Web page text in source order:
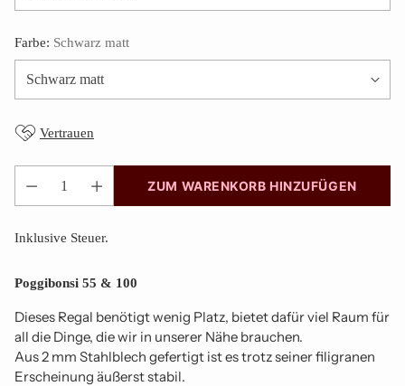
Farbe: Schwarz matt
Vertrauen
Anzahl
ZUM WARENKORB HINZUFÜGEN
Inklusive Steuer.
Poggibonsi 55 & 100
Dieses Regal benötigt wenig Platz, bietet dafür viel Raum für
all die Dinge, die wir in unserer Nähe brauchen.
Aus 2 mm Stahlblech gefertigt ist es trotz seiner filigranen
Erscheinung äußerst stabil.